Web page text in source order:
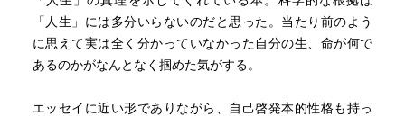
「人生」には多分いらないのだと思った。当たり前のよう
に思えて実は全く分かっていなかった自分の生、命が何で
あるのかがなんとなく掴めた気がする。
エッセイに近い形でありながら、自己啓発本的性格も持っ